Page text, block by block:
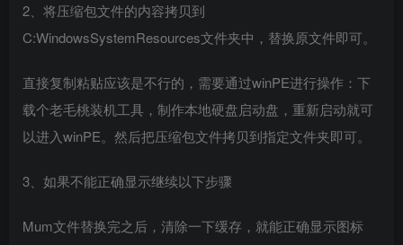
2、将压缩包文件的内容拷贝到
C:WindowsSystemResources文件夹中，替换原文件即可。
直接复制粘贴应该是不行的，需要通过winPE进行操作：下
载个老毛桃装机工具，制作本地硬盘启动盘，重新启动就可
以进入winPE。然后把压缩包文件拷贝到指定文件夹即可。
3、如果不能正确显示继续以下步骤
Mum文件替换完之后，清除一下缓存，就能正确显示图标